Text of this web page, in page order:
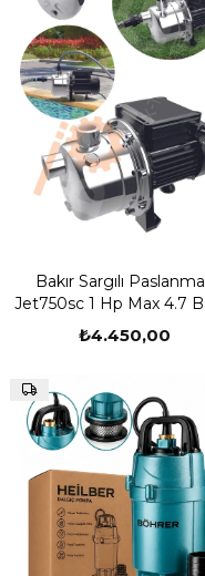
Bakır Sargılı
Jet750sc 1 Hp Max 4.7
Metre Emiş Max 72
Dik Su Pompası
₺4.450,00